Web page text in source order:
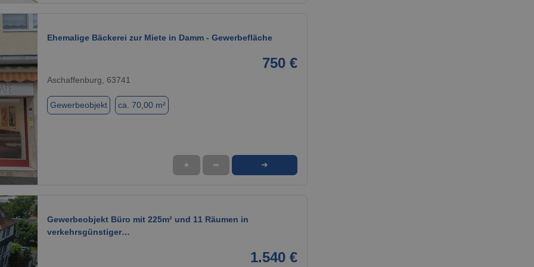
1 / 11
Ehemalige Bäckerei zur Miete in Damm - Gewerbefläche
750 €
Aschaffenburg, 63741
Gewerbeobjekt ca. 70,00 m²
★ ➦ ➜
Gewerbeobjekt Büro mit 225m² und 11 Räumen in
verkehrsgünstiger…
1.540 €